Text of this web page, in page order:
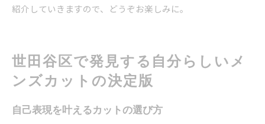
紹介していきますので、どうぞお楽しみに。
世田谷区で発見する自分らしいメ
ンズカットの決定版
自己表現を叶えるカットの選び方